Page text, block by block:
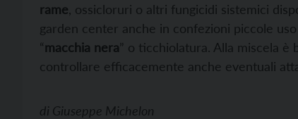
rame , ossicloruri o altri fungicidi sistemici
garden center anche in confezioni piccole
“macchia nera” o ticchiolatura. Alla miscela è
controllare efficacemente anche eventuali
di Giuseppe Michelon